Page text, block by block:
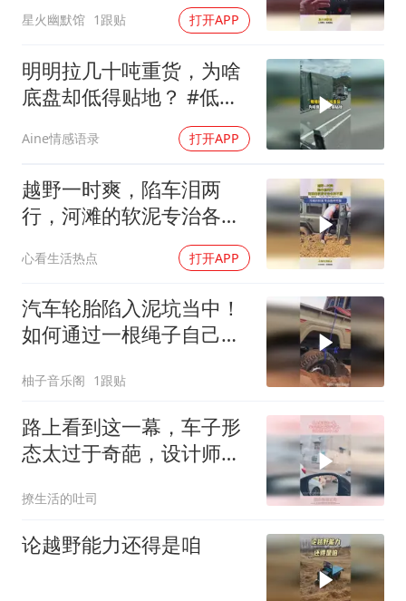
星火幽默馆 1跟贴 打开APP
明明拉几十吨重货，为啥
底盘却低得贴地？ #低平
Aine情感语录 打开APP
越野一时爽，陷车泪两
行，河滩的软泥专治各种
心看生活热点 打开APP
汽车轮胎陷入泥坑当中！
如何通过一根绳子自己将
柚子音乐阁 1跟贴
路上看到这一幕，车子形
态太过于奇葩，设计师真
撩生活的吐司
论越野能力还得是咱